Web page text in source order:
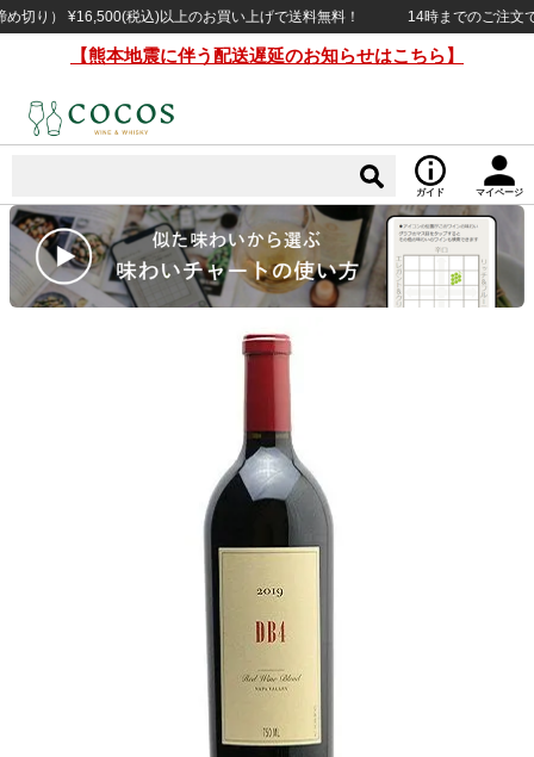
） ¥16,500(税込)以上のお買い上げで送料無料！ 14時までのご注文で
【熊本地震に伴う配送遅延のお知らせはこちら】
ガイド マイページ